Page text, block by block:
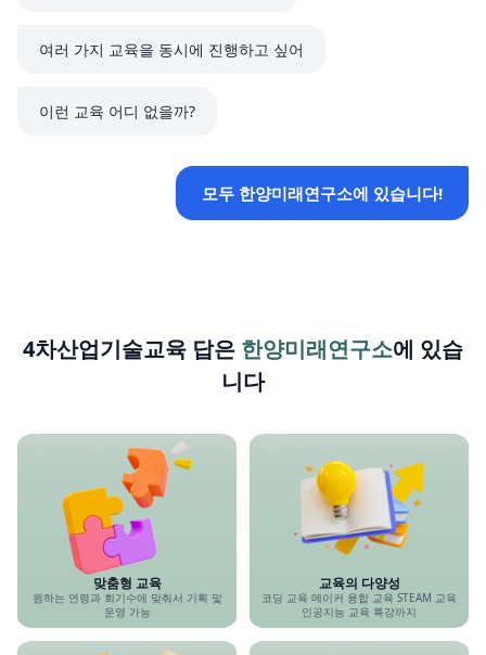
여러 가지 교육을 동시에 진행하고 싶어
이런 교육 어디 없을까?
모두 한양미래연구소에 있습니다!
4차산업기술교육 답은 한양미래연구소에 있습
니다
맞춤형 교육
원하는 연령과 회기수에 맞춰서 기획 및
운영 가능
교육의 다양성
코딩 교육 메이커 융합 교육 STEAM 교육
인공지능 교육 특강까지